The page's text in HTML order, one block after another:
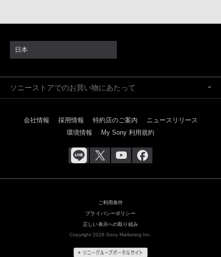
日本
ソニーストアでのお買い物にあたって
会社情報 採用情報 特約店のご案内
ニュースリリース
環境情報
My Sony 利用規約
ご利用条件
プライバシーポリシー
正しい表示への取り組み
Copyright 2026 Sony Marketing Inc.